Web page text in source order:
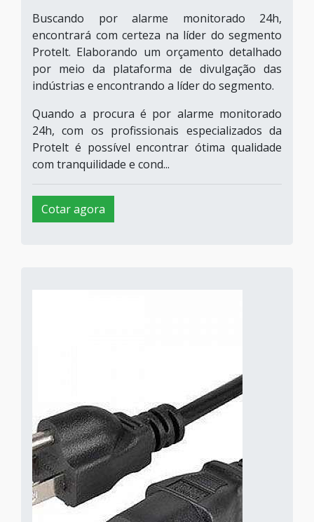
Buscando por alarme monitorado 24h,
encontrará com certeza na líder do segmento
Protelt. Elaborando um orçamento detalhado
por meio da plataforma de divulgação das
indústrias e encontrando a líder do segmento.
Quando a procura é por alarme monitorado
24h, com os profissionais especializados da
Protelt é possível encontrar ótima qualidade
com tranquilidade e cond...
Cotar agora